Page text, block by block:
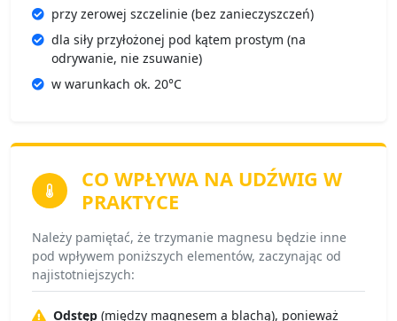
przy zerowej szczelinie (bez zanieczyszczeń)
dla siły przyłożonej pod kątem prostym (na
odrywanie, nie zsuwanie)
w warunkach ok. 20°C
CO WPŁYWA NA UDŹWIG W
PRAKTYCE
Należy pamiętać, że trzymanie magnesu będzie inne
pod wpływem poniższych elementów, zaczynając od
najistotniejszych:
Odstęp (między magnesem a blachą), ponieważ